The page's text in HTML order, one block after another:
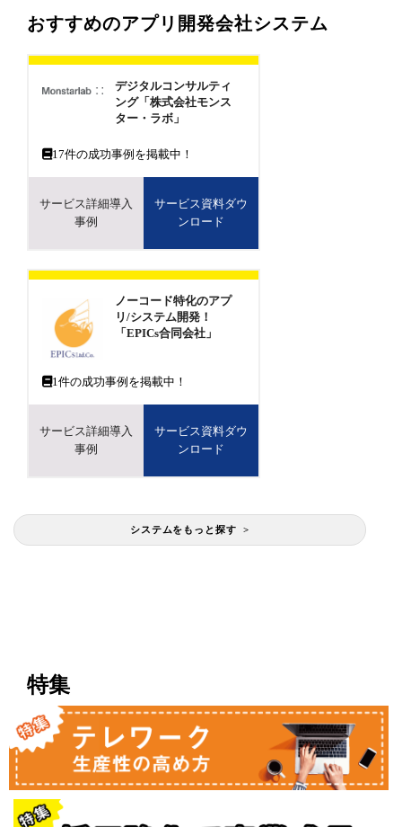
おすすめのアプリ開発会社システム
デジタルコンサルティ
ング「株式会社モンス
ター・ラボ」
17件の成功事例を掲載中！
サービス詳細導入
事例
サービス資料ダウ
ンロード
ノーコード特化のアプ
リ/システム開発！
「EPICs合同会社」
1 件の成功事例を掲載中！
サービス詳細導入
事例
サービス資料ダウ
ンロード
システムをもっと探す >
特集